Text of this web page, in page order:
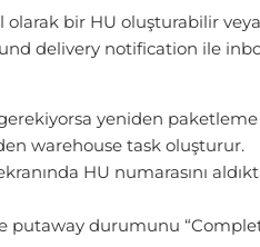
bir HU oluşturabilir
delivery notification ile
yeniden
warehouse task oluşturur.
HU numarasını
putaway durumunu